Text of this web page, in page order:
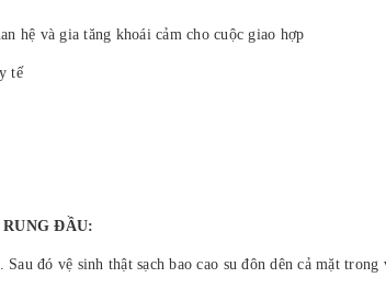
hệ và gia tăng khoái cảm cho cuộc giao hợp
tế
RUNG ĐẦU:
đó vệ sinh thật sạch bao cao su đôn dên cả mặt